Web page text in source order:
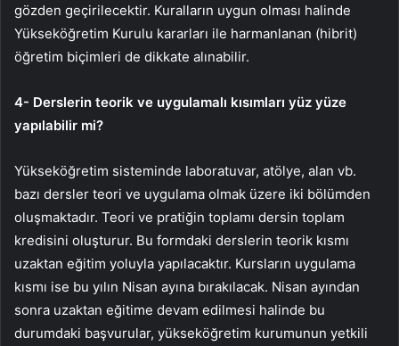
gözden geçirilecektir. Kuralların uygun olması halinde
Yükseköğretim Kurulu kararları ile harmanlanan (hibrit)
öğretim biçimleri de dikkate alınabilir.
4- Derslerin teorik ve uygulamalı kısımları yüz yüze
yapılabilir mi?
Yükseköğretim sisteminde laboratuvar, atölye, alan vb.
bazı dersler teori ve uygulama olmak üzere iki bölümden
oluşmaktadır. Teori ve pratiğin toplamı dersin toplam
kredisini oluşturur. Bu formdaki derslerin teorik kısmı
uzaktan eğitim yoluyla yapılacaktır. Kursların uygulama
kısmı ise bu yılın Nisan ayına bırakılacak. Nisan ayından
sonra uzaktan eğitime devam edilmesi halinde bu
durumdaki başvurular, yükseköğretim kurumunun yetkili